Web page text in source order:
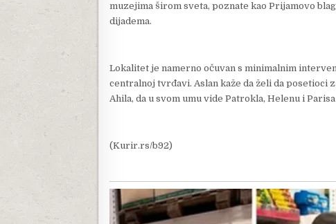
muzejima širom sveta, poznate kao Prijamovo
dijadema.
Lokalitet je namerno očuvan s minimalnim
centralnoj tvrđavi. Aslan kaže da želi da
Ahila, da u svom umu vide Patrokla, Helenu i
(Kurir.rs/b92)